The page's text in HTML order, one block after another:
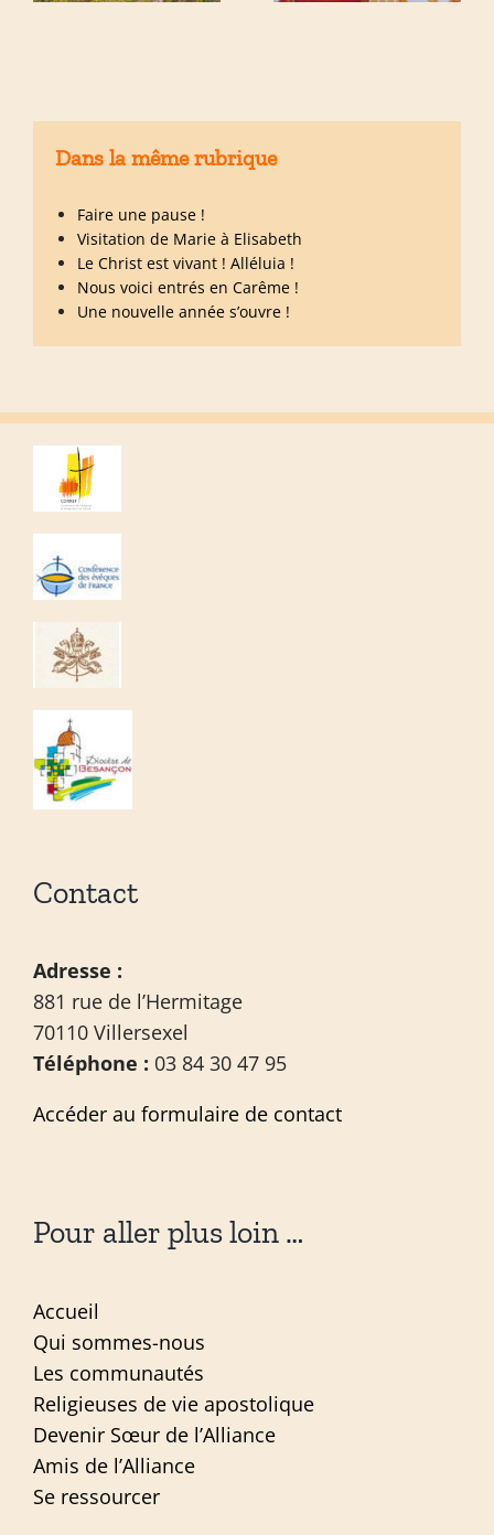
Dans la même rubrique
Faire une pause !
Visitation de Marie à Elisabeth
Le Christ est vivant ! Alléluia !
Nous voici entrés en Carême !
Une nouvelle année s’ouvre !
Contact
Adresse :
881 rue de l’Hermitage
70110 Villersexel
Téléphone : 03 84 30 47 95
Accéder au formulaire de contact
Pour aller plus loin …
Accueil
Qui sommes-nous
Les communautés
Religieuses de vie apostolique
Devenir Sœur de l’Alliance
Amis de l’Alliance
Se ressourcer